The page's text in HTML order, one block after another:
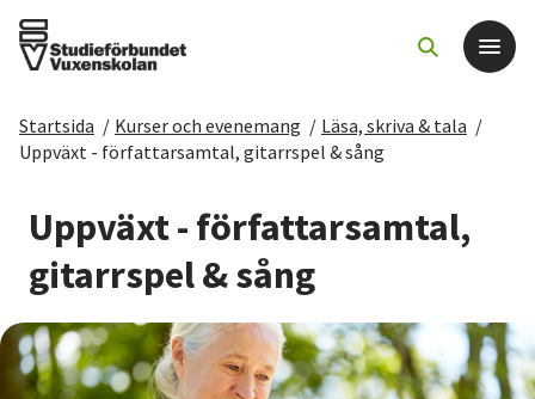
Det här gör vi
För dig som
Sök kurser och evenemang
Om SV
Startsida / Kurser och evenemang / Läsa, skriva & tala /
Uppväxt - författarsamtal, gitarrspel & sång
Uppväxt - författarsamtal,
gitarrspel & sång